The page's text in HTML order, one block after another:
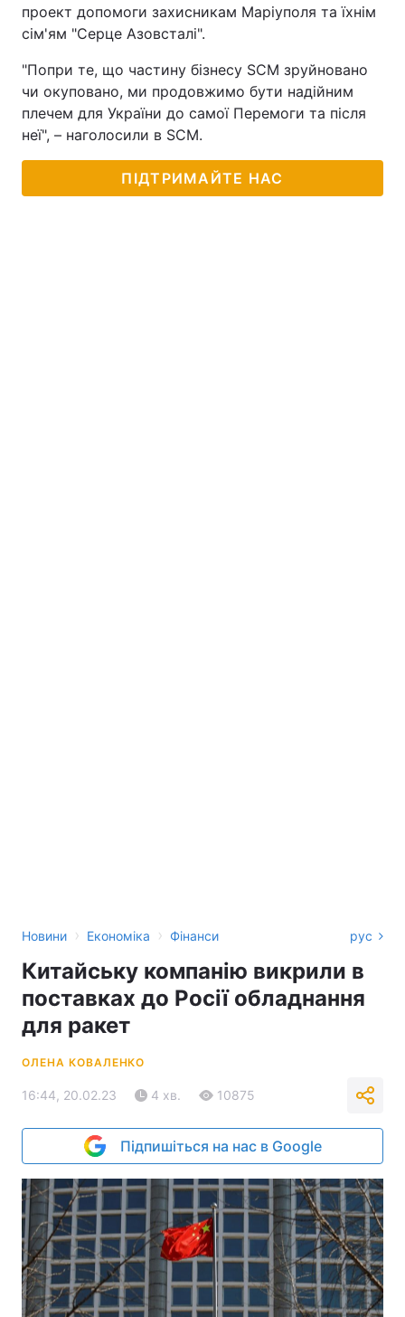
проект допомоги захисникам Маріуполя та їхнім
сім'ям "Серце Азовсталі".
"Попри те, що частину бізнесу SCM зруйновано
чи окуповано, ми продовжимо бути надійним
плечем для України до самої Перемоги та після
неї", – наголосили в SCM.
ПІДТРИМАЙТЕ НАС
Новини › Економіка › Фінанси рус
Китайську компанію викрили в
поставках до Росії обладнання
для ракет
ОЛЕНА КОВАЛЕНКО
16:44, 20.02.23 4 хв. 10875
Підпишіться на нас в Google